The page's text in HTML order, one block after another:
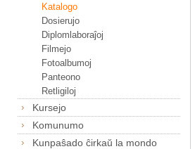
Katalogo
Dosierujo
Diplomlaboraĵoj
Filmejo
Fotoalbumoj
Panteono
Retligiloj
Kursejo
Komunumo
Kunpaŝado ĉirkaŭ la mondo